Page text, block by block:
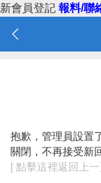
新會員登記 報料/聯
抱歉，管理員設置
關閉，不再接受新
[ 點擊這裡返回上